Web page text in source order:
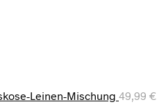
Leinen-Mischung 49,99 €